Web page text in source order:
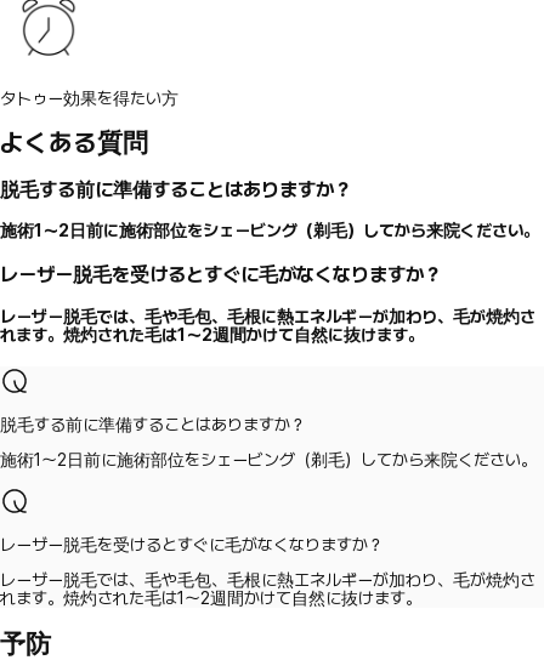
タトゥー効果を得たい方
よくある質問
脱毛する前に準備することはありますか？
施術1～2日前に施術部位をシェービング（剃毛）してから来院ください。
レーザー脱毛を受けるとすぐに毛がなくなりますか？
レーザー脱毛では、毛や毛包、毛根に熱エネルギーが加わり、毛が焼灼さ
れます。焼灼された毛は1〜2週間かけて自然に抜けます。
脱毛する前に準備することはありますか？
施術1～2日前に施術部位をシェービング（剃毛）してから来院ください。
レーザー脱毛を受けるとすぐに毛がなくなりますか？
レーザー脱毛では、毛や毛包、毛根に熱エネルギーが加わり、毛が焼灼さ
れます。焼灼された毛は1〜2週間かけて自然に抜けます。
予防